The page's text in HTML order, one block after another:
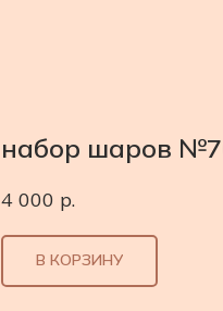
набор шаров
4 000 р.
В КОРЗИНУ